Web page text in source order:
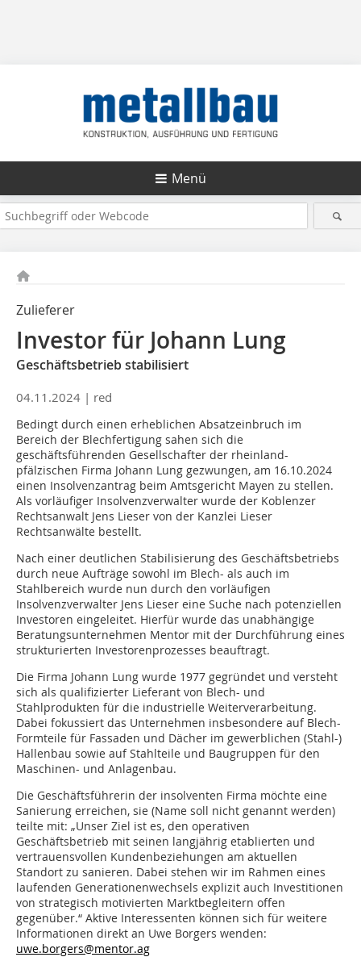
Menü
Zulieferer
Investor für Johann Lung
Geschäftsbetrieb stabilisiert
04.11.2024 | red
Bedingt durch einen erheblichen Absatzeinbruch im
Bereich der Blechfertigung sahen sich die
geschäftsführenden Gesellschafter der rheinland-
pfälzischen Firma Johann Lung gezwungen, am 16.10.2024
einen Insolvenzantrag beim Amtsgericht Mayen zu stellen.
Als vorläufiger Insolvenzverwalter wurde der Koblenzer
Rechtsanwalt Jens Lieser von der Kanzlei Lieser
Rechtsanwälte bestellt.
Nach einer deutlichen Stabilisierung des Geschäftsbetriebs
durch neue Aufträge sowohl im Blech- als auch im
Stahlbereich wurde nun durch den vorläufigen
Insolvenzverwalter Jens Lieser eine Suche nach potenziellen
Investoren eingeleitet. Hierfür wurde das unabhängige
Beratungsunternehmen Mentor mit der Durchführung eines
strukturierten Investorenprozesses beauftragt.
Die Firma Johann Lung wurde 1977 gegründet und versteht
sich als qualifizierter Lieferant von Blech- und
Stahlprodukten für die industrielle Weiterverarbeitung.
Dabei fokussiert das Unternehmen insbesondere auf Blech-
Formteile für Fassaden und Dächer im gewerblichen (Stahl-)
Hallenbau sowie auf Stahlteile und Baugruppen für den
Maschinen- und Anlagenbau.
Die Geschäftsführerin der insolventen Firma möchte eine
Sanierung erreichen, sie (Name soll nicht genannt werden)
teilte mit: „Unser Ziel ist es, den operativen
Geschäftsbetrieb mit seinen langjährig etablierten und
vertrauensvollen Kundenbeziehungen am aktuellen
Standort zu sanieren. Dabei stehen wir im Rahmen eines
laufenden Generationenwechsels explizit auch Investitionen
von strategisch motivierten Marktbegleitern offen
gegenüber.“ Aktive Interessenten können sich für weitere
Informationen direkt an Uwe Borgers wenden:
uwe.borgers@mentor.ag